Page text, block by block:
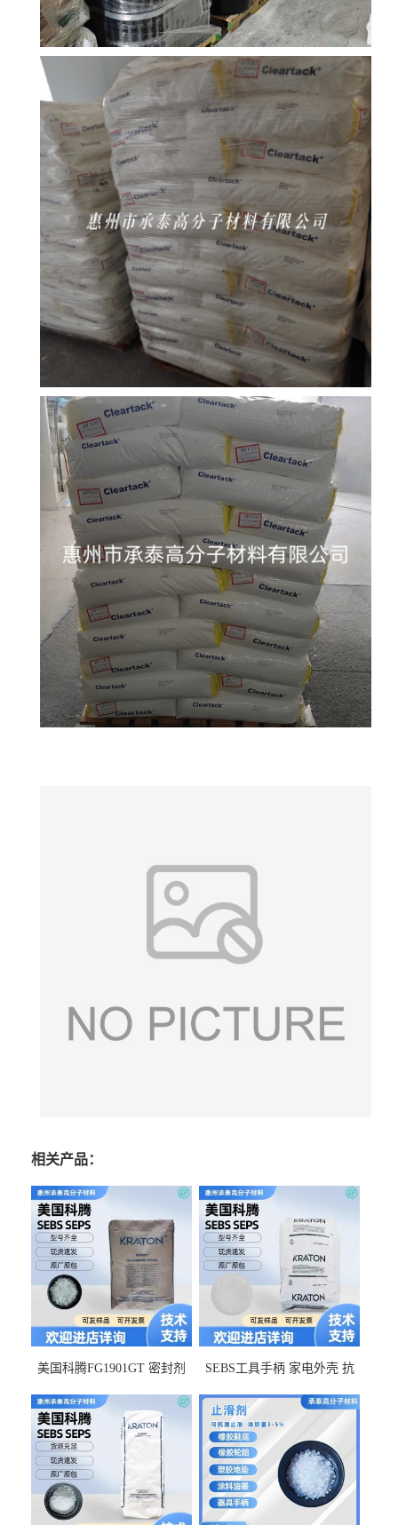
相关产品：
美国科腾FG1901GT 密封剂
佳 透明级
SEBS工具手柄 家电外壳 抗
耐候G1653VO